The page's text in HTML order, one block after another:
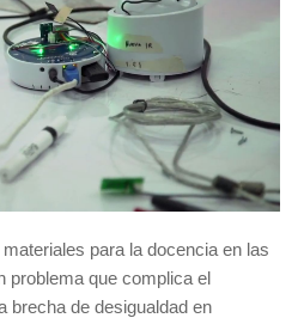
para la docencia en las
problema que complica el
brecha de desigualdad en